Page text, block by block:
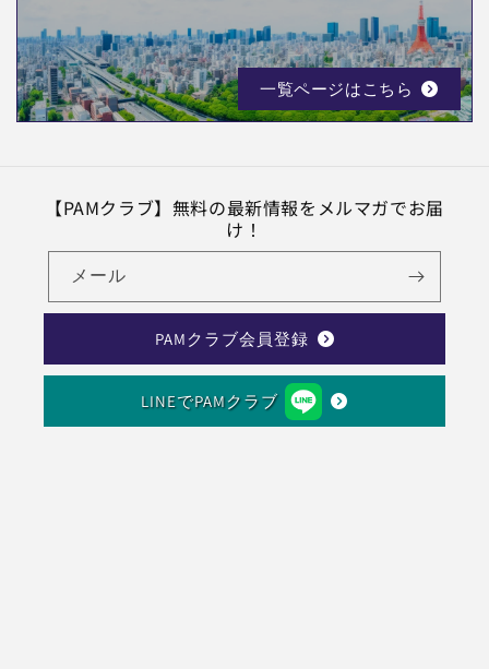
一覧ページはこちら
【PAMクラブ】無料の最新情報をメルマガでお届
け！
メール
PAMクラブ会員登録
LINEでPAMクラブ